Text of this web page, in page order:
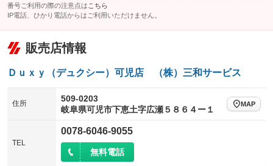
番号ご利用の際の注意点は こちら
IP電話、ひかり電話からはご利用いただけません。
販売店情報
Ｄｕｘｙ（デュクシー）可児店 （株）三和サービス
住所
509-0203
岐阜県可児市下恵土字広瀬５８６４ー１
MAP
TEL
0078-6046-9055
無料電話